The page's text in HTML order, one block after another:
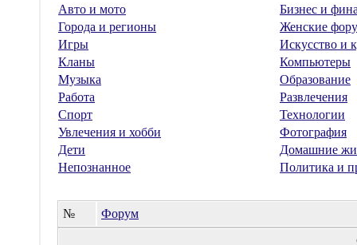
Авто и мото
Бизнес и
Города и регионы
Женские
Игры
Искусство и
Кланы
Компьютеры
Музыка
Образование
Работа
Развлечения
Спорт
Технологии
Увлечения и хобби
Фотография
Дети
Домашние
Непознанное
Политика и
№
Форум